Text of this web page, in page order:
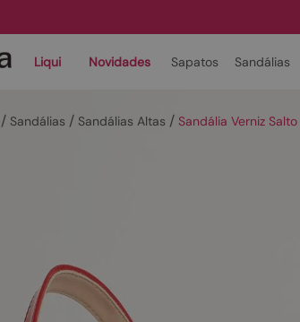
Liqui Novidades Sapatos Sandálias
Sandálias Sandálias Altas Sandália Verniz Salto